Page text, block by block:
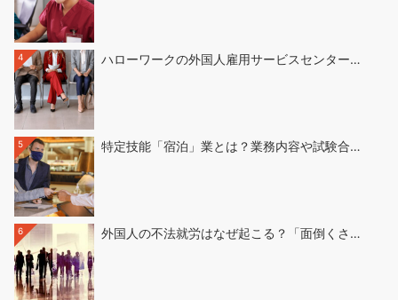
4 ハローワークの外国人雇用サービスセンター…
5 特定技能「宿泊」業とは？業務内容や試験合…
6 外国人の不法就労はなぜ起こる？「面倒くさ…